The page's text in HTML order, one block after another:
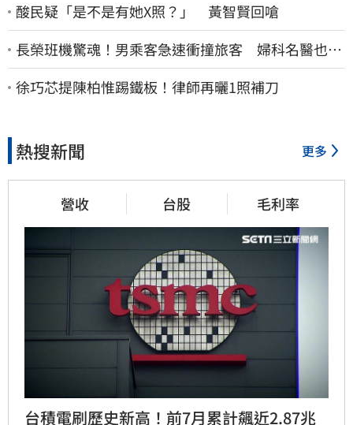
酸民疑「是不是有她X照？」 黃智賢回嗆
長榮班機驚魂！男乘客急速衝撞旅客 婦科名醫也掛
彩：全機卡半小時
徐巧芯提陳柏惟踢鐵板！律師再曬1照補刀
熱搜新聞 更多
營收 台股 毛利率
台積電刷歷史新高！前7月累計飆近2.87兆